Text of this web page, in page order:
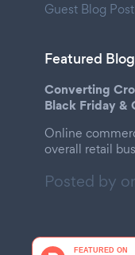
Guest Blog Post
Featured
Converting
Black Friday &
Online
overall retail
Posted by